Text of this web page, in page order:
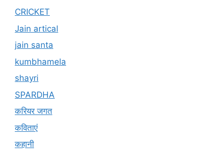
CRICKET
Jain artical
jain santa
kumbhamela
shayri
SPARDHA
करियर जगत
कविताएं
कहानी